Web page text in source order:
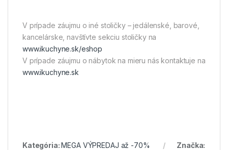
V prípade záujmu o iné stoličky – jedálenské, barové,
kancelárske, navštívte sekciu stoličky na
www.ikuchyne.sk/eshop
V prípade záujmu o nábytok na mieru nás kontaktuje na
www.ikuchyne.sk
Kategória:MEGA VÝPREDAJ až -70%
Značka: